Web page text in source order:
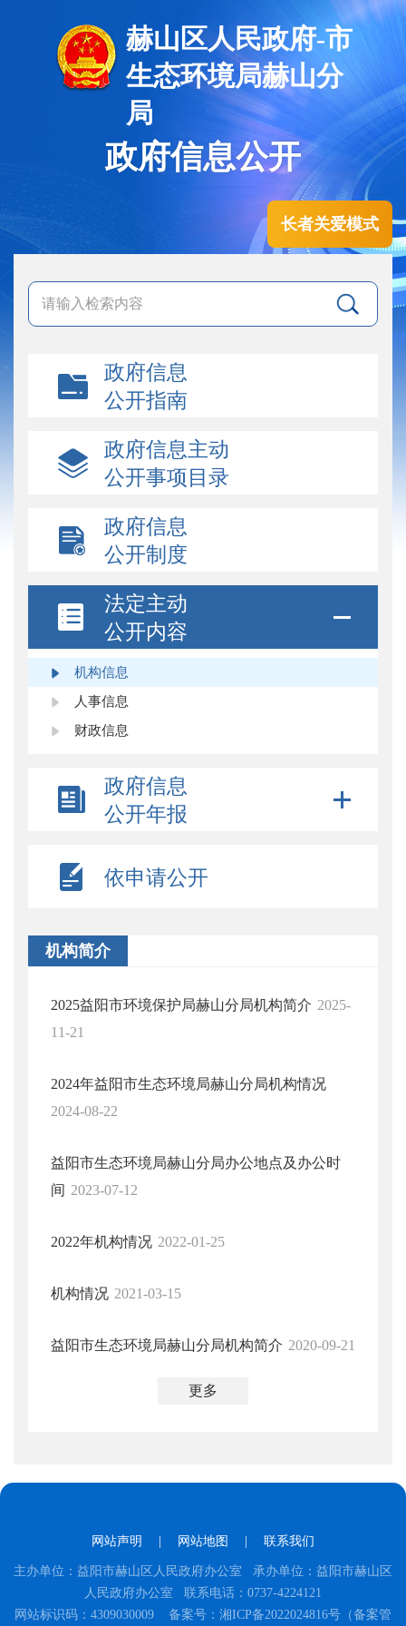
赫山区人民政府-市
生态环境局赫山分
局
政府信息公开
长者关爱模式
政府信息
公开指南
政府信息主动
公开事项目录
政府信息
公开制度
法定主动
公开内容
机构信息
人事信息
财政信息
政府信息
公开年报
依申请公开
机构简介
2025益阳市环境保护局赫山分局机构简介 2025-
11-21
2024年益阳市生态环境局赫山分局机构情况
2024-08-22
益阳市生态环境局赫山分局办公地点及办公时
间 2023-07-12
2022年机构情况 2022-01-25
机构情况 2021-03-15
益阳市生态环境局赫山分局机构简介 2020-09-21
更多
网站声明 网站地图 联系我们
主办单位：益阳市赫山区人民政府办公室 承办单位：益阳市赫山区
人民政府办公室 联系电话：0737-4224121
网站标识码：4309030009 备案号：湘ICP备2022024816号（备案管